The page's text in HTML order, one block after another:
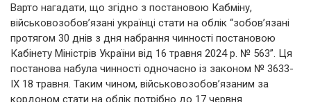
Варто нагадати, що згідно з постановою Кабміну,
військовозобов’язані українці стати на облік “зобов’язані
протягом 30 днів з дня набрання чинності постановою
Кабінету Міністрів України від 16 травня 2024 р. № 563”. Ця
постанова набула чинності одночасно із законом № 3633-
ІХ 18 травня. Таким чином, військовозобов’язаним за
кордоном стати на облік потрібно до 17 червня.